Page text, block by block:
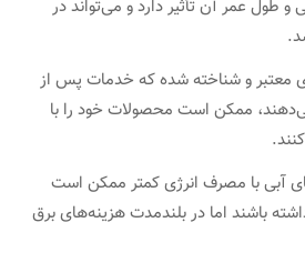
طول عمر آن تأثیر دارد و می‌تواند در
معتبر و شناخته شده که خدمات پس از
ممکن است محصولات خود را با
آبی با مصرف انرژی کمتر ممکن است
باشند اما در بلندمدت هزینه‌های برق